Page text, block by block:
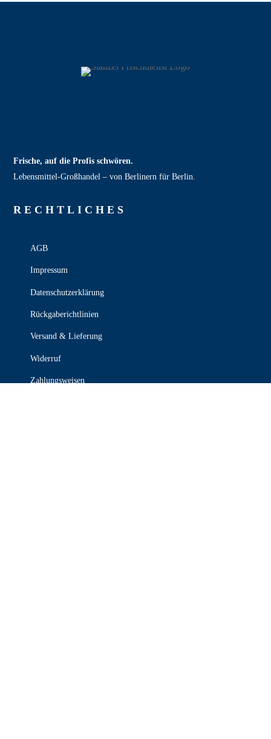
Frische, auf die Profis schwören.
Lebensmittel‑Großhandel – von Berlinern für Berlin.
RECHT­LICHES
AGB
Impressum
Datenschutzerklärung
Rückgaberichtlinien
Versand & Lieferung
Widerruf
Zahlungsweisen